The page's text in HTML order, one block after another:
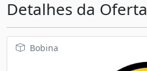
Detalhes da Oferta
Bobina